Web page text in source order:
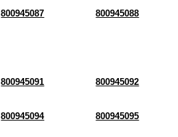
800945087 800945088
800945091 800945092
800945094 800945095